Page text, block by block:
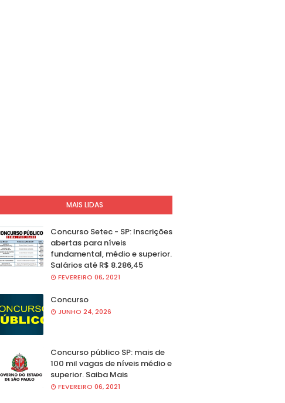
MAIS LIDAS
Concurso Setec - SP: Inscrições
abertas para níveis
fundamental, médio e superior.
Salários até R$ 8.286,45
FEVEREIRO 06, 2021
Concurso
JUNHO 24, 2026
Concurso público SP: mais de
100 mil vagas de níveis médio e
superior. Saiba Mais
FEVEREIRO 06, 2021